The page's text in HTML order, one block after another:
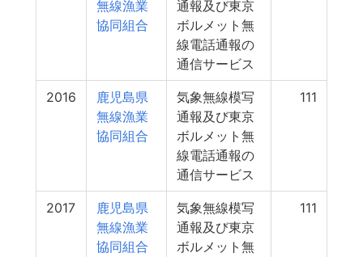
無線漁業
協同組合
通報及び東京
ボルメット無
線電話通報の
通信サービス
2016
鹿児島県
無線漁業
協同組合
気象無線模写
通報及び東京
ボルメット無
線電話通報の
通信サービス
111
2017
鹿児島県
無線漁業
協同組合
気象無線模写
通報及び東京
ボルメット無
111